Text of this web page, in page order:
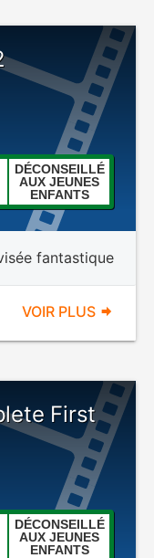
DÉCONSEILLÉ
AUX JEUNES
ENFANTS
fantastique
VOIR PLUS
First
DÉCONSEILLÉ
AUX JEUNES
ENFANTS